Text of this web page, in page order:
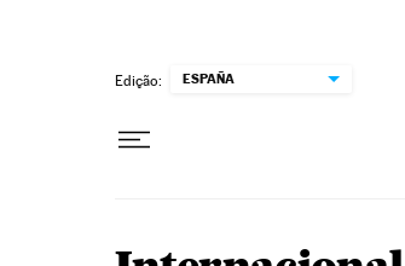
Edição: ESPAÑA